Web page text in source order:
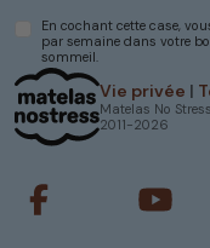
Vie privée |
Matelas No
2011-2026
En cochant cette case,
par semaine dans votre
sommeil.